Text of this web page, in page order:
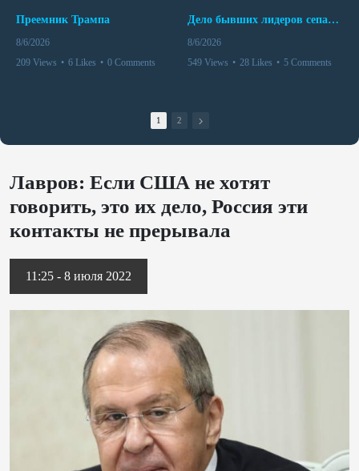
Преемник Трампа
8/6/2026
209 Views • 6 Likes • 0 Comments
Дело бывших лидеров сепаратистского режима в Карабахе
8/6/2026
549 Views • 28 Likes • 5 Comments
1 2
Лавров: Если США не хотят
говорить, это их дело, Россия эти
контакты не прерывала
11:25 - 8 июля 2022